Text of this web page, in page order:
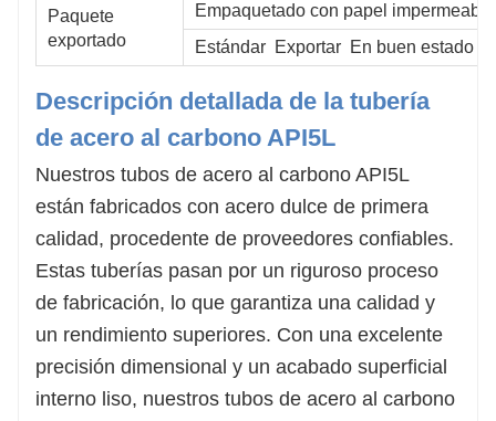
Paquete
exportado
Empaquetado con papel
Estándar Exportar En buen estado
Descripción detallada de la tubería
de acero al carbono API5L
Nuestros tubos de acero al carbono API5L
están fabricados con acero dulce de primera
calidad, procedente de proveedores confiables.
Estas tuberías pasan por un riguroso proceso
de fabricación, lo que garantiza una calidad y
un rendimiento superiores. Con una excelente
precisión dimensional y un acabado superficial
interno liso, nuestros tubos de acero al carbono